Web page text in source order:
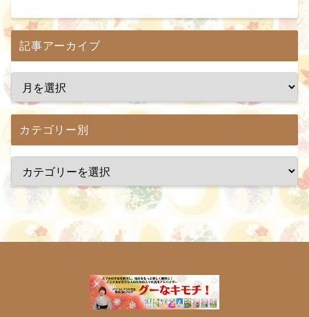
記事アーカイブ
カテゴリー別